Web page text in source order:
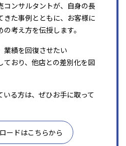
コンサルタントが、自身の長
きた事例とともに、お客様に
考え方を伝授します。
業績を回復させたい
ており、他店との差別化を図
いる方は、ぜひお手に取って
ードはこちらから